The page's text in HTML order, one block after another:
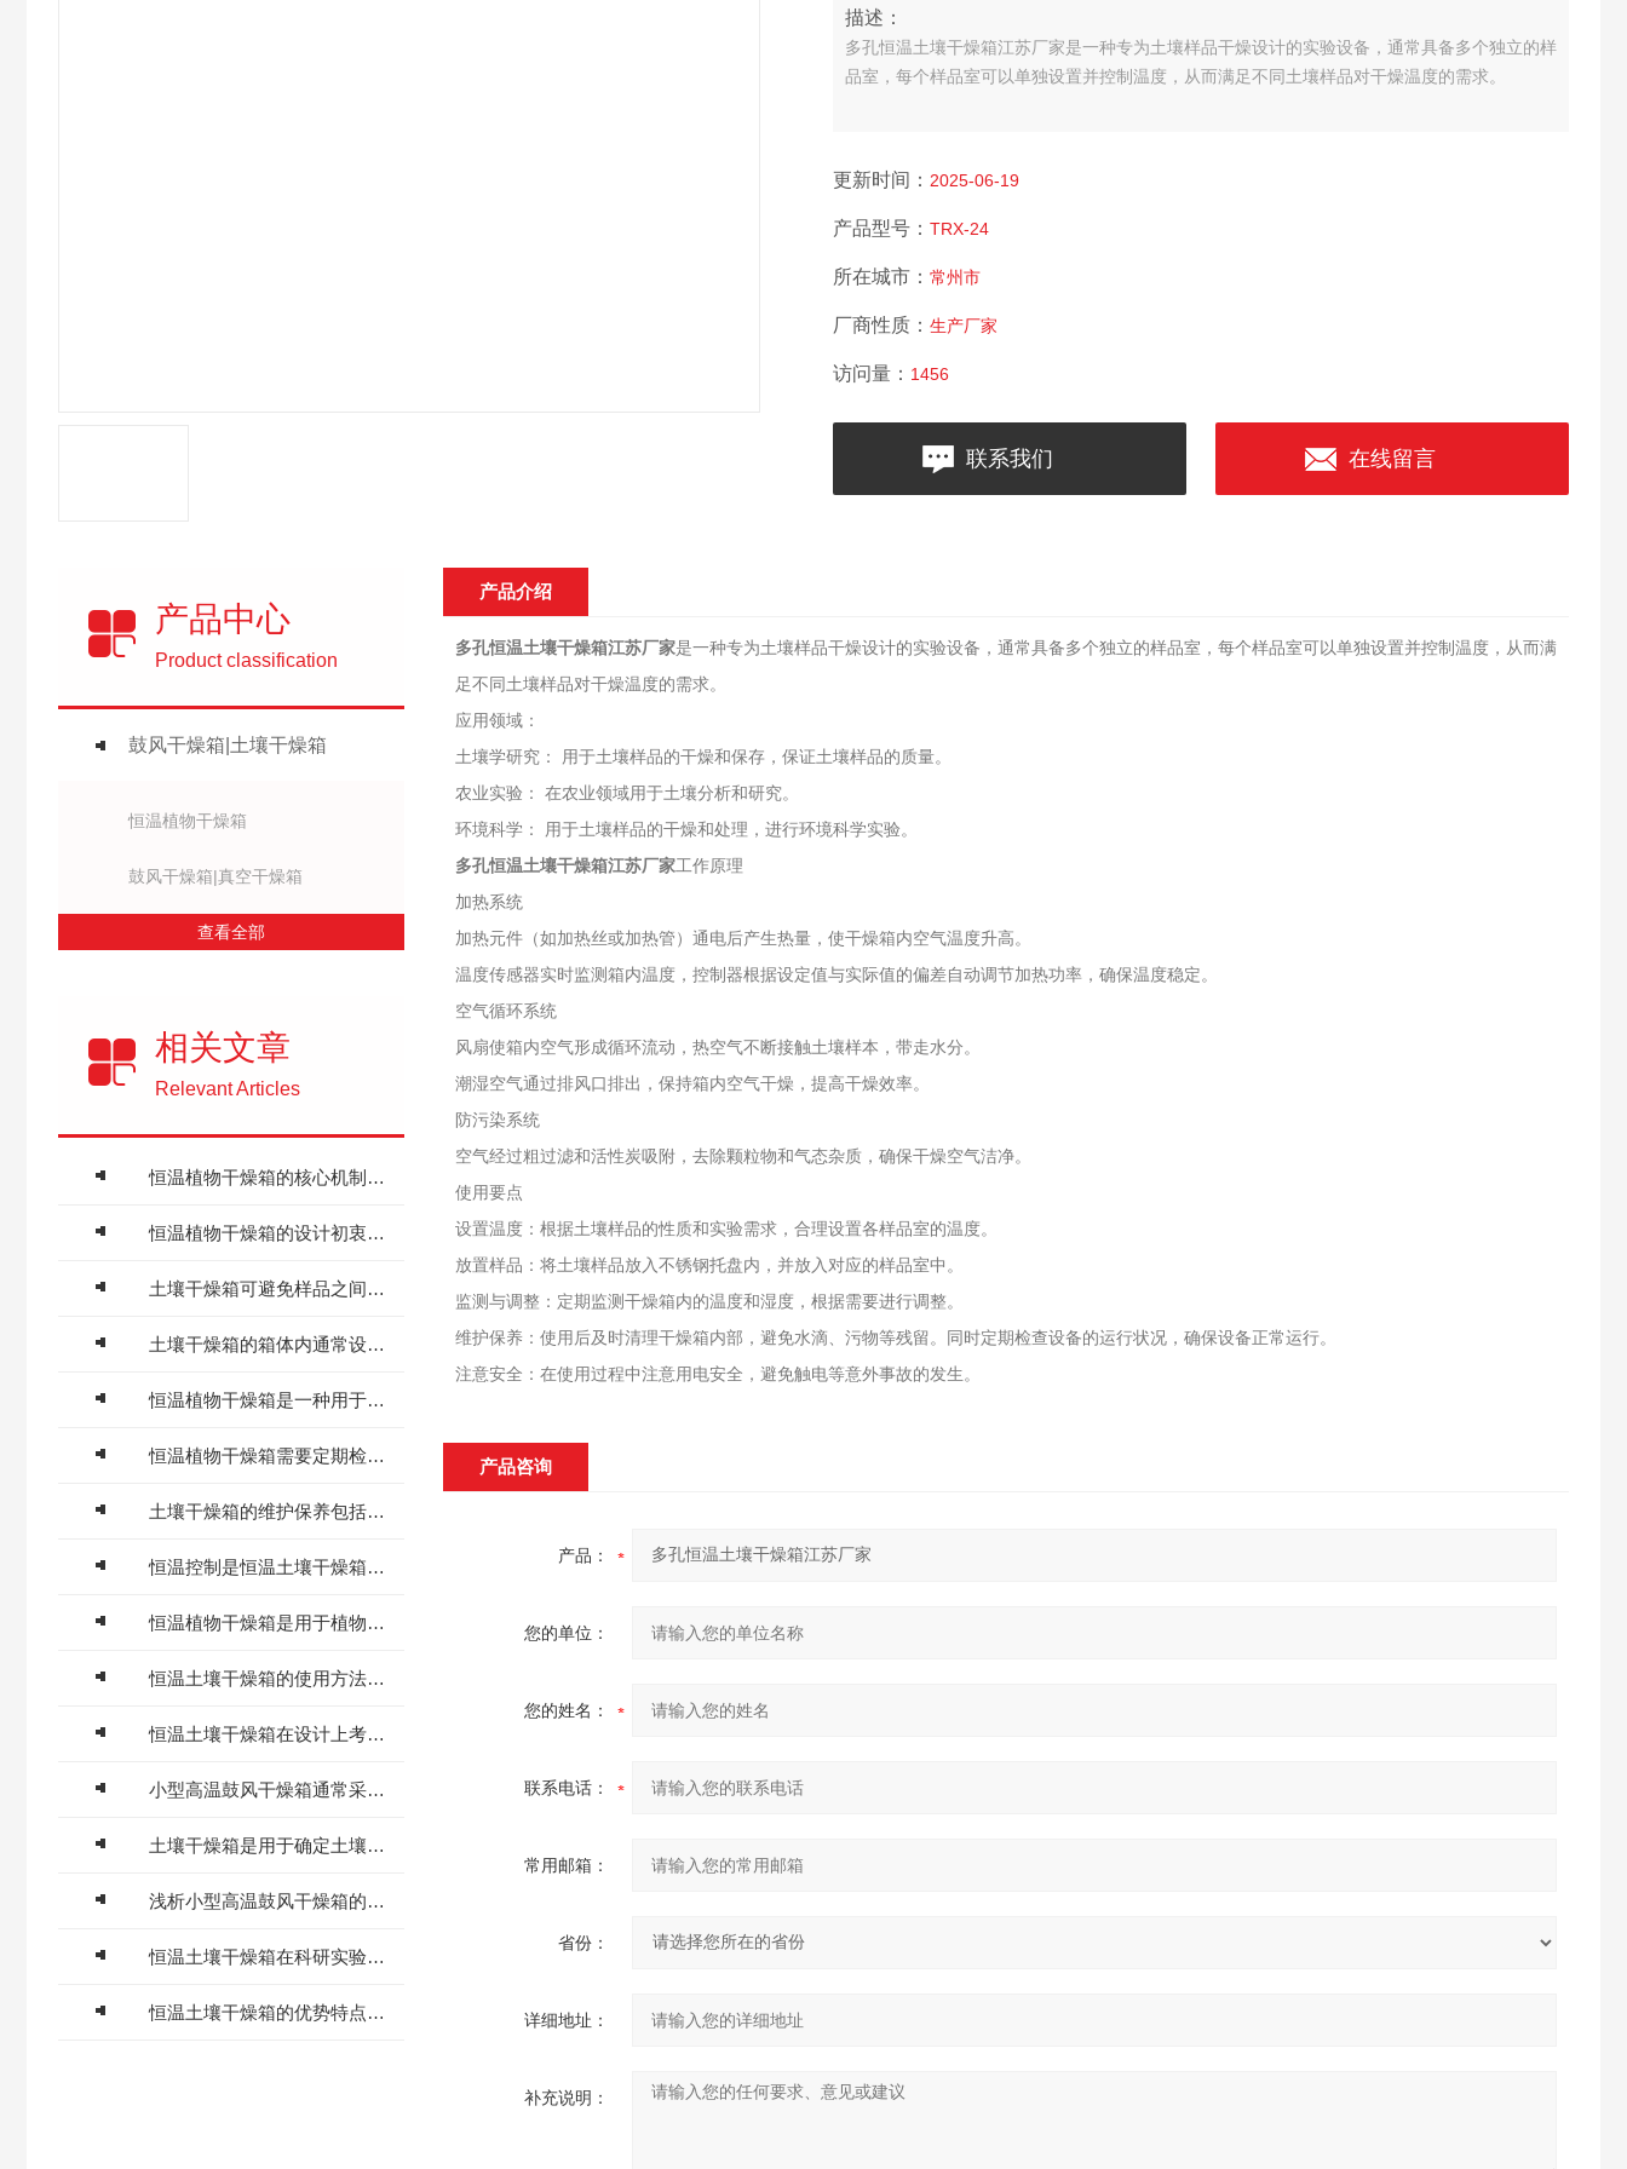
描述：
多孔恒温土壤干燥箱江苏厂家是一种专为土壤样品干燥设计的实验设备，通常具备多个独立的样
品室，每个样品室可以单独设置并控制温度，从而满足不同土壤样品对干燥温度的需求。
更新时间： 2025-06-19
产品型号： TRX-24
所在城市： 常州市
厂商性质： 生产厂家
访问量： 1456
联系我们 在线留言
产品中心
Product classification
鼓风干燥箱|土壤干燥箱
恒温植物干燥箱
鼓风干燥箱|真空干燥箱
查看全部
相关文章
Relevant Articles
恒温植物干燥箱的核心机制围绕温度控制与空气循环展开
恒温植物干燥箱的设计初衷是解决植物样本保存中的实际问题
土壤干燥箱可避免样品之间的交叉污染
土壤干燥箱的箱体内通常设有多个独立的样品室
恒温植物干燥箱是一种用于植物样品干燥的设备
恒温植物干燥箱需要定期检测和校准温度控制系统
土壤干燥箱的维护保养包括以下几个方面
恒温控制是恒温土壤干燥箱的核心功能之一
恒温植物干燥箱是用于植物材料干燥的设备
恒温土壤干燥箱的使用方法分享
恒温土壤干燥箱在设计上考虑了操作便利性
小型高温鼓风干燥箱通常采用电加热元件构成
土壤干燥箱是用于确定土壤水分含量的实验设备
浅析小型高温鼓风干燥箱的基本使用方法
恒温土壤干燥箱在科研实验中有广泛的应用
恒温土壤干燥箱的优势特点众多，你不可错过！
产品介绍
多孔恒温土壤干燥箱江苏厂家是一种专为土壤样品干燥设计的实验设备，通常具备多个独立的样品室，每个样品室可以单独设置并控制温度，从而满
足不同土壤样品对干燥温度的需求。
应用领域：
土壤学研究： 用于土壤样品的干燥和保存，保证土壤样品的质量。
农业实验： 在农业领域用于土壤分析和研究。
环境科学： 用于土壤样品的干燥和处理，进行环境科学实验。
多孔恒温土壤干燥箱江苏厂家工作原理
加热系统
加热元件（如加热丝或加热管）通电后产生热量，使干燥箱内空气温度升高。
温度传感器实时监测箱内温度，控制器根据设定值与实际值的偏差自动调节加热功率，确保温度稳定。
空气循环系统
风扇使箱内空气形成循环流动，热空气不断接触土壤样本，带走水分。
潮湿空气通过排风口排出，保持箱内空气干燥，提高干燥效率。
防污染系统
空气经过粗过滤和活性炭吸附，去除颗粒物和气态杂质，确保干燥空气洁净。
使用要点
设置温度：根据土壤样品的性质和实验需求，合理设置各样品室的温度。
放置样品：将土壤样品放入不锈钢托盘内，并放入对应的样品室中。
监测与调整：定期监测干燥箱内的温度和湿度，根据需要进行调整。
维护保养：使用后及时清理干燥箱内部，避免水滴、污物等残留。同时定期检查设备的运行状况，确保设备正常运行。
注意安全：在使用过程中注意用电安全，避免触电等意外事故的发生。
产品咨询
产品：
您的单位：
您的姓名：
联系电话：
常用邮箱：
省份：
详细地址：
补充说明：